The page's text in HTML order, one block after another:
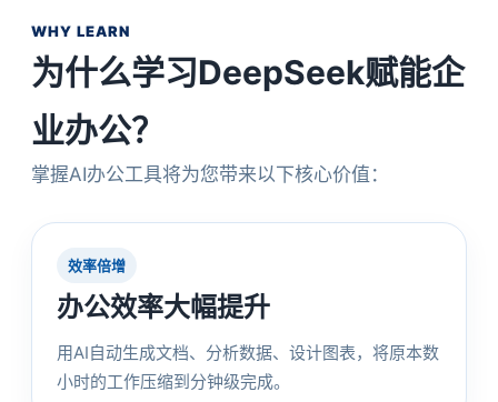
WHY LEARN
为什么学习DeepSeek赋能企
业办公？
掌握AI办公工具将为您带来以下核心价值：
效率倍增
办公效率大幅提升
用AI自动生成文档、分析数据、设计图表，将原本数
小时的工作压缩到分钟级完成。